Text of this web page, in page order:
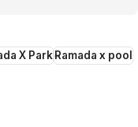
X ParkRamada x pool